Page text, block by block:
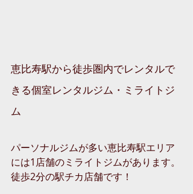
恵比寿駅から徒歩圏内でレンタルで
きる個室レンタルジム・ミライトジ
ム
パーソナルジムが多い恵比寿駅エリア
には1店舗のミライトジムがあります。
徒歩2分の駅チカ店舗です！